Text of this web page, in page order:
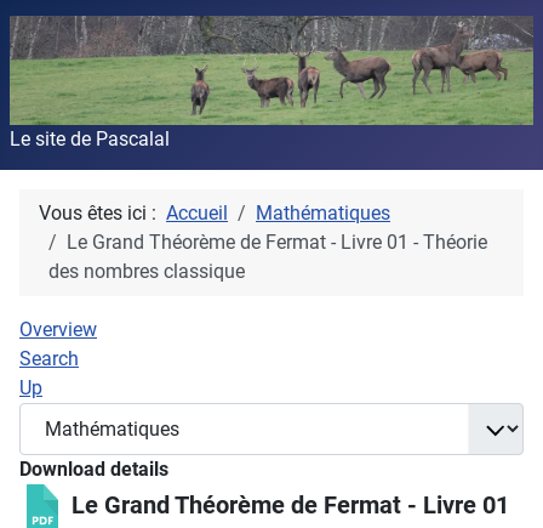
Le site de Pascalal
Vous êtes ici : Accueil
Mathématiques
Le Grand Théorème de Fermat - Livre 01 - Théorie
des nombres classique
Overview
Search
Up
Download details
Le Grand Théorème de Fermat - Livre 01